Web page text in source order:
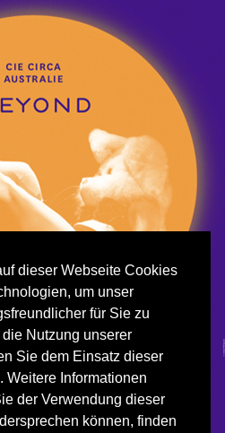
dieser Webseite Cookies
um unser
für Sie zu
Nutzung unserer
Sie dem Einsatz dieser
Weitere Informationen
der Verwendung dieser
können, finden